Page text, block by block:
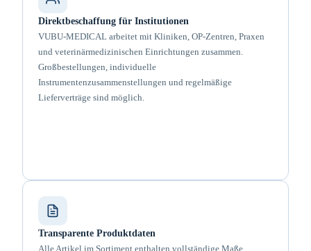
Direktbeschaffung für Institutionen
VUBU-MEDICAL arbeitet mit Kliniken, OP-Zentren, Praxen
und veterinärmedizinischen Einrichtungen zusammen.
Großbestellungen, individuelle
Instrumentenzusammenstellungen und regelmäßige
Lieferverträge sind möglich.
Transparente Produktdaten
Alle Artikel im Sortiment enthalten vollständige Maße,